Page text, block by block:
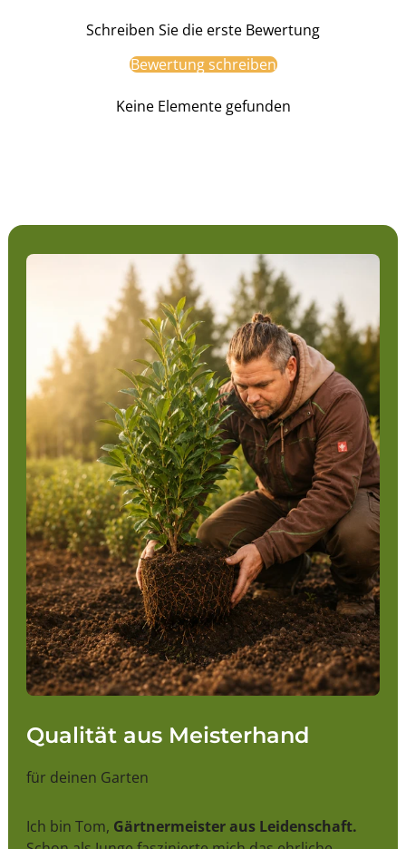
Schreiben Sie die erste Bewertung
Bewertung schreiben
Keine Elemente gefunden
Qualität aus Meisterhand
für deinen Garten
Ich bin Tom, Gärtnermeister aus Leidenschaft.